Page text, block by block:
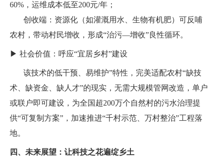
60%，运维成本低至200元/年；
创收端：资源化（如灌溉用水、生物有机肥）可反哺
农村，带动村民增收，形成“治污—增收”良性循环。
▶ 社会价值：呼应“宜居乡村”建设
该技术的低干预、易维护”特性，完美适配农村“缺技
术、缺资金、缺人才”的现实，无需大规模管网改造，单户
或联户即可建设，为全国超200万个自然村的污水治理提
供“可复制方案”，加速推进“千村示范、万村整治”工程落
地。
四、未来展望：让科技之花遍绽乡土